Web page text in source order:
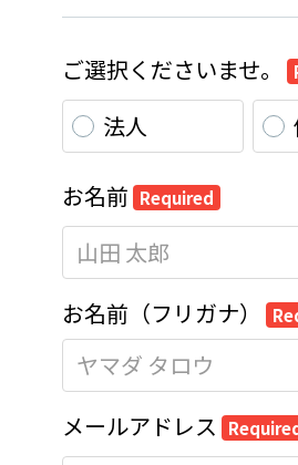
ご選択くださいませ。
法人
お名前 Required
お名前（フリガナ）
メールアドレス